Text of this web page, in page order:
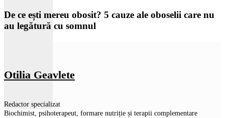
De ce ești mereu obosit? 5 cauze ale oboselii care nu
au legătură cu somnul
Otilia Geavlete
Redactor specializat
Biochimist, psihoterapeut, formare nutriție și terapii complementare